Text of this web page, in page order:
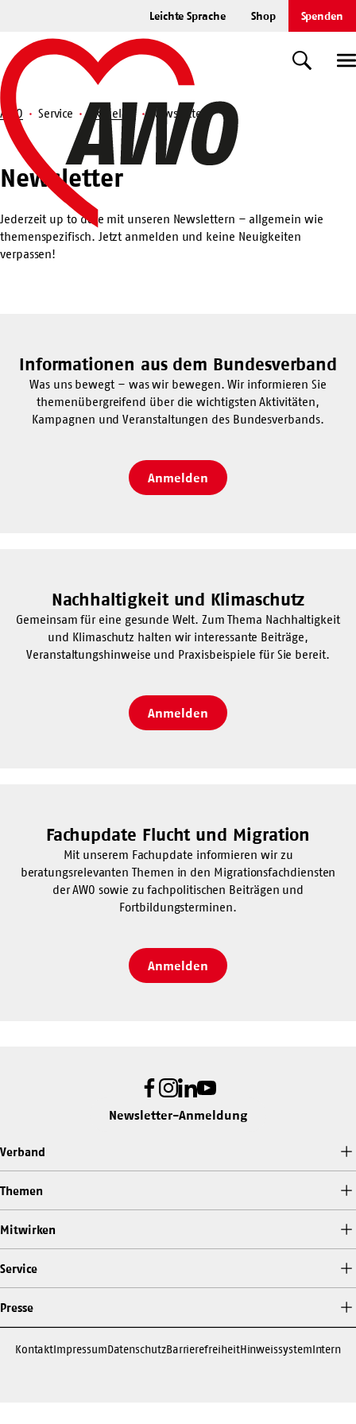
springen
Leichte Sprache Shop Spenden
Startseite
Suche
Suche
AWO Service Aktuelles Newsletter
Newsletter
Newsletter
Jederzeit up to date mit unseren Newslettern – allgemein wie
themenspezifisch. Jetzt anmelden und keine Neuigkeiten
verpassen!
Informationen aus dem Bundesverband
Was uns bewegt – was wir bewegen. Wir informieren Sie
themenübergreifend über die wichtigsten Aktivitäten,
Kampagnen und Veranstaltungen des Bundesverbands.
Anmelden
Nachhaltigkeit und Klimaschutz
Gemeinsam für eine gesunde Welt. Zum Thema Nachhaltigkeit
und Klimaschutz halten wir interessante Beiträge,
Veranstaltungshinweise und Praxisbeispiele für Sie bereit.
Anmelden
Fachupdate Flucht und Migration
Mit unserem Fachupdate informieren wir zu
beratungsrelevanten Themen in den Migrationsfachdiensten
der AWO sowie zu fachpolitischen Beiträgen und
Fortbildungsterminen.
Anmelden
Facebook
Instagram
LinkedIn
Youtube
Newsletter-Anmeldung
Verband
Themen
Mitwirken
Service
Presse
KontaktImpressumDatenschutzBarrierefreiheitHinweissystemIntern